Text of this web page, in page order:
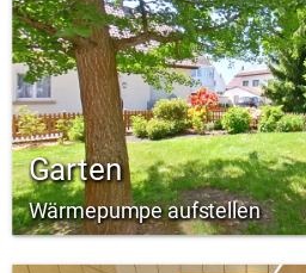
Garten
Wärmepumpe aufstellen